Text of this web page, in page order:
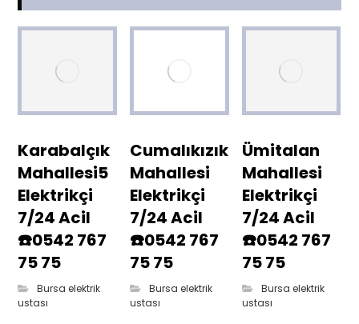
Karabalçık
Mahallesi5
Elektrikçi
7/24 Acil
☎️0542 767
75 75
Bursa elektrik
ustası
Cumalıkızık
Mahallesi
Elektrikçi
7/24 Acil
☎️0542 767
75 75
Bursa elektrik
ustası
Ümitalan
Mahallesi
Elektrikçi
7/24 Acil
☎️0542 767
75 75
Bursa elektrik
ustası